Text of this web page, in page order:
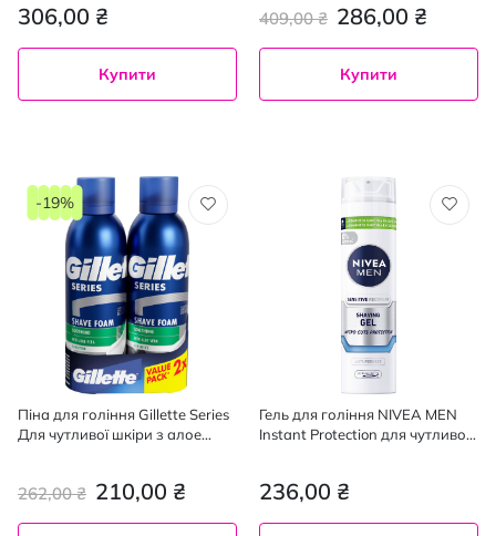
306,00 ₴
Купити
286,00 ₴
409,00 ₴
Купити
Піна для гоління Gillette Series
Для чутливої ​​шкіри з алое
210,00 ₴
262,00 ₴
-19%
Гель для гоління NIVEA MEN
Instant Protection для чутливої
236,00 ₴